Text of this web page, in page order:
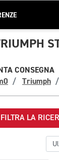
CONSEGNA
Triumph
FILTRA LA